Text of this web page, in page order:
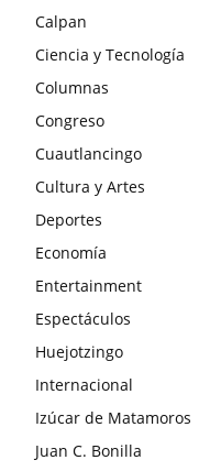
Calpan
Ciencia y Tecnología
Columnas
Congreso
Cuautlancingo
Cultura y Artes
Deportes
Economía
Entertainment
Espectáculos
Huejotzingo
Internacional
Izúcar de Matamoros
Juan C. Bonilla